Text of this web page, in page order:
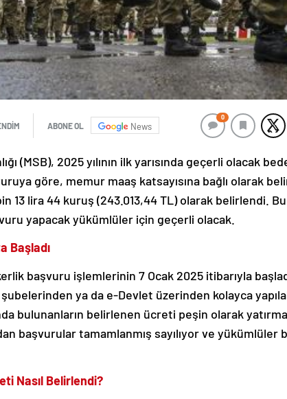
ABONE OL News
0
(MSB), 2025 yılının ilk yarısında geçerli olacak
göre, memur maaş katsayısına bağlı olarak
13 lira 44 kuruş (243.013,44 TL) olarak belirlendi. Bu
yapacak yükümlüler için geçerli olacak.
Başladı
başvuru işlemlerinin 7 Ocak 2025 itibarıyla
ya da e-Devlet üzerinden kolayca
bulunanların belirlenen ücreti peşin olarak
başvurular tamamlanmış sayılıyor ve
Nasıl Belirlendi?